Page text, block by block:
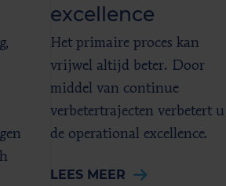
excellence
Het primaire proces kan
vrijwel altijd beter. Door
middel van continue
verbetertrajecten verbetert u
de operational excellence.
LEES MEER